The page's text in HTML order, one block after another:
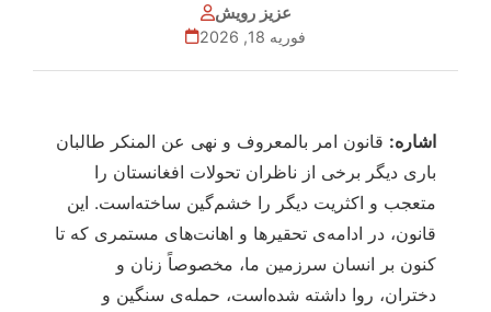
عزیز رویش
فوریه 18, 2026
اشاره: قانون امر بالمعروف و نهی عن المنکر طالبان
باری دیگر برخی از ناظران تحولات افغانستان را
متعجب و اکثریت دیگر را خشم‌گین ساخته‌است. این
قانون، در ادامه‌ی تحقیرها و اهانت‌های مستمری که تا
کنون بر انسان سرزمین ما، مخصوصاً زنان و
دختران، روا داشته شده‌است، حمله‌ی سنگین و